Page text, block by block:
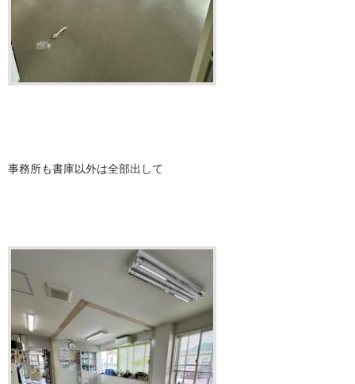
事務所も書庫以外は全部出して